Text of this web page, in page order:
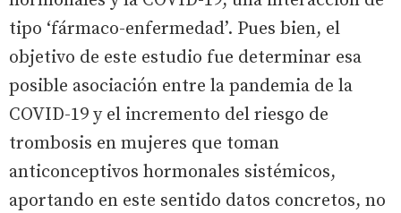
tipo ‘fármaco-enfermedad’. Pues bien, el
objetivo de este estudio fue determinar esa
posible asociación entre la pandemia de la
COVID-19 y el incremento del riesgo de
trombosis en mujeres que toman
anticonceptivos hormonales sistémicos,
aportando en este sentido datos concretos, no